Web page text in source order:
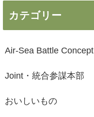
カテゴリー
Air-Sea Battle Concept
Joint・統合参謀本部
おいしいもの